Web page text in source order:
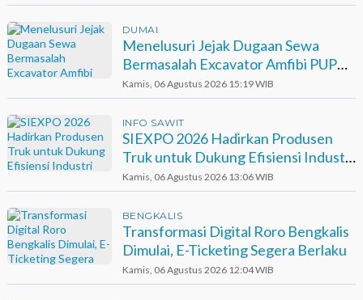
DUMAI
Menelusuri Jejak Dugaan Sewa
Bermasalah Excavator Amfibi PUPR
Dumai di Agro Murni
Kamis, 06 Agustus 2026 15:19 WIB
INFO SAWIT
SIEXPO 2026 Hadirkan Produsen
Truk untuk Dukung Efisiensi Industri
Sawit
Kamis, 06 Agustus 2026 13:06 WIB
BENGKALIS
Transformasi Digital Roro Bengkalis
Dimulai, E-Ticketing Segera Berlaku
Kamis, 06 Agustus 2026 12:04 WIB